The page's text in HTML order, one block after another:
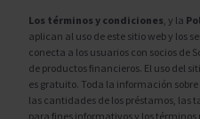
Los términos y condiciones, y la
aplican al uso de este sitio web y los
conecta a los usuarios con socios de
de productos financieros. El uso del
es gratuito. Toda la información
las cantidades de los préstamos, las
para fines informativos y los